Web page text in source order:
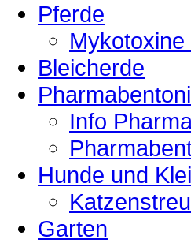
Pferde
Bleicherde
Info
Hunde und
Katzenstreu
Garten